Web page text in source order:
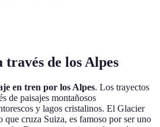
de los Alpes
en tren por los Alpes. Los trayectos
de paisajes montañosos
y lagos cristalinos. El Glacier
que cruza Suiza, es famoso por ser uno